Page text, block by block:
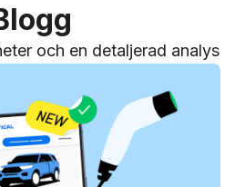
och en detaljerad analys